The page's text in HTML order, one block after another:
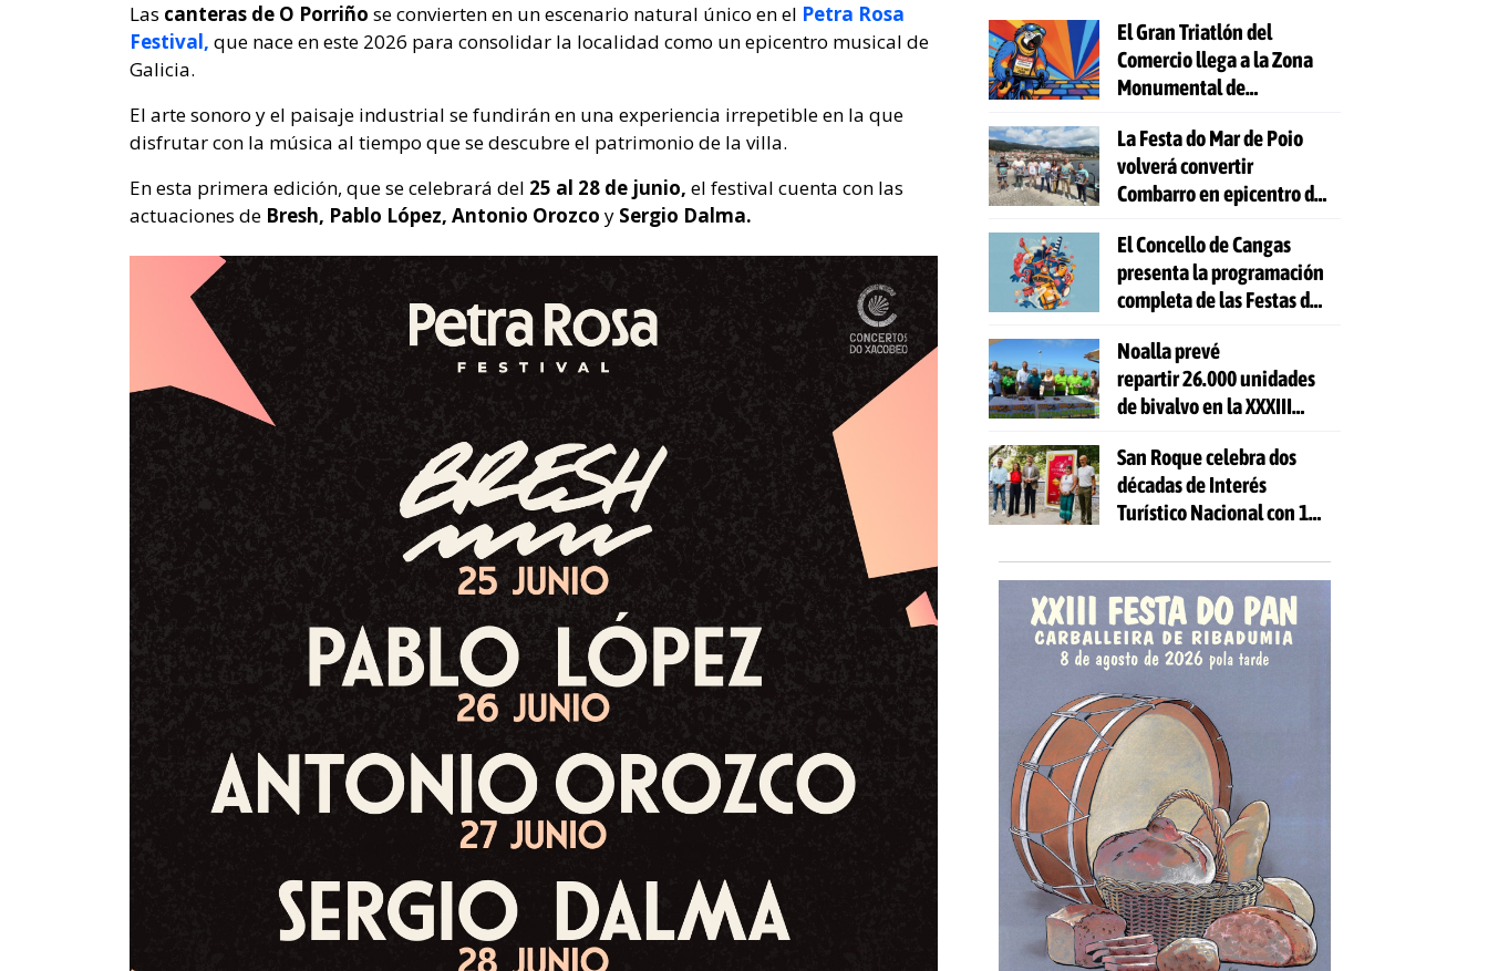
Las canteras de O Porriño se convierten en un escenario natural único en el Petra Rosa
Festival, que nace en este 2026 para consolidar la localidad como un epicentro musical de
Galicia.
El arte sonoro y el paisaje industrial se fundirán en una experiencia irrepetible en la que
disfrutar con la música al tiempo que se descubre el patrimonio de la villa.
En esta primera edición, que se celebrará del 25 al 28 de junio, el festival cuenta con las
actuaciones de Bresh, Pablo López, Antonio Orozco y Sergio Dalma.
El Gran Triatlón del
Comercio llega a la Zona
Monumental de
La Festa do Mar de Poio
volverá convertir
Combarro en epicentro de
El Concello de Cangas
presenta la programación
completa de las Festas do
Noalla prevé
repartir 26.000 unidades
de bivalvo en la XXXIII
San Roque celebra dos
décadas de Interés
Turístico Nacional con 10
actividades gratuitas